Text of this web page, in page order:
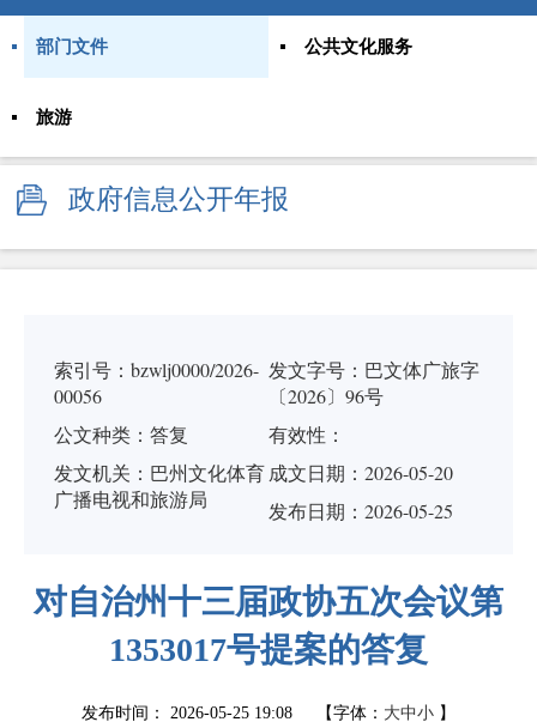
部门文件 公共文化服务
旅游
政府信息公开年报
索引号：bzwlj0000/2026-
00056
发文字号：巴文体广旅字
〔2026〕96号
公文种类：答复
有效性：
发文机关：巴州文化体育
广播电视和旅游局
成文日期： 2026-05-20
发布日期：2026-05-25
对自治州十三届政协五次会议第
1353017号提案的答复
发布时间： 2026-05-25 19:08 【字体： 大中小 】